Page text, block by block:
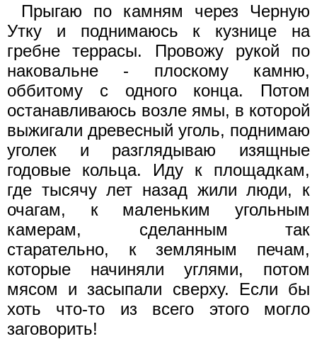
Прыгаю по камням через Черную
Утку и поднимаюсь к кузнице на
гребне террасы. Провожу рукой по
наковальне - плоскому камню,
оббитому с одного конца. Потом
останавливаюсь возле ямы, в которой
выжигали древесный уголь, поднимаю
уголек и разглядываю изящные
годовые кольца. Иду к площадкам,
где тысячу лет назад жили люди, к
очагам, к маленьким угольным
камерам, сделанным так
старательно, к земляным печам,
которые начиняли углями, потом
мясом и засыпали сверху. Если бы
хоть что-то из всего этого могло
заговорить!